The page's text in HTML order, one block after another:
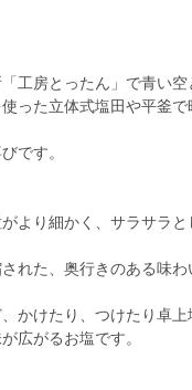
工房とったん」で青い
った立体式塩田や平釜
です。
より細かく、サラサラ
れた、奥行きのある味わ
かけたり、つけたり卓上
広がるお塩です。